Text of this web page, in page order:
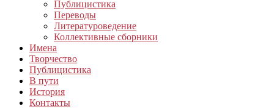
Публицистика
Переводы
Литературоведение
Коллективные сборники
Имена
Творчество
Публицистика
В пути
История
Контакты